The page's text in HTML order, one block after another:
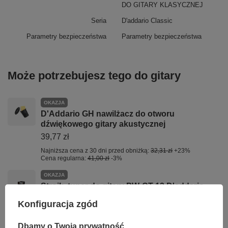
DO GITARY KLASYCZNEJ
Seria D'addario Classic
Parametry bezpieczeństwa Parametry bezpieczeństwa
Może potrzebujesz tego do gitary
OKAZJA
D'Addario GH nawilżacz do otworu
dźwiękowego gitary akustycznej
39,77 zł
Najniższa cena z 30 dni przed obniżką: 32,31 zł +23%
Cena regularna: 41,00 zł -3%
OKAZJA
Stroik, tuner do gitary PW-CT-12 D'addario
87,79 zł
Najniższa cena z 30 dni przed obniżką:
Konfiguracja zgód
Dbamy o Twoją prywatność